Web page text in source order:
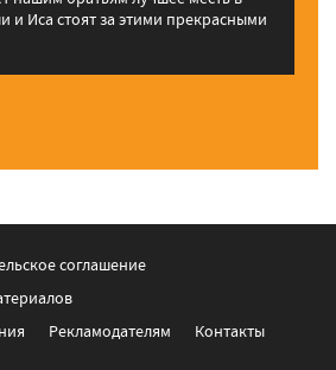
и Иса стоят за этими прекрасными
соглашение
Рекламодателям Контакты